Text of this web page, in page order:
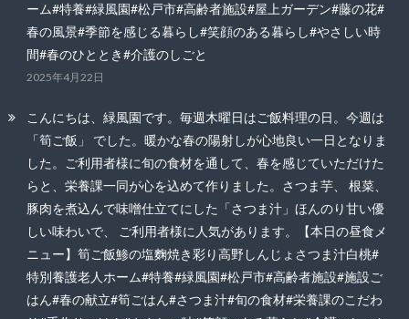
ーム#特養#緑風園#松戸市#高齢者施設#屋上ガーデン#藤の花#
春の風景#季節を感じる暮らし#笑顔のある暮らし#やさしい時
間#春のひととき#介護のしごと
2025年4月22日
こんにちは、緑風園です。毎週木曜日はご飯料理の日。今週は
「筍ご飯」 でした。暖かな春の陽射しが心地良い一日となりま
した。ご利用者様に旬の食材を通して、春を感じていただけた
らと、栄養課一同が心を込めて作りました。さつま芋、 根菜、
豚肉を煮込んで味噌仕立てにした「さつま汁」ほんのり甘い優
しい味わいで、 ご利用者様に人気があります。【本日の昼食メ
ニュー】筍ご飯鯵の塩麴焼き彩り高野しんじょさつま汁白桃#
特別養護老人ホーム#特養#緑風園#松戸市#高齢者施設#施設ご
はん#春の献立#筍ごはん#さつま汁#旬の食材#栄養課のこだわ